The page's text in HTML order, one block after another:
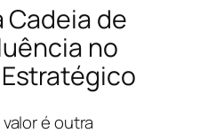
Cadeia de
no
é outra